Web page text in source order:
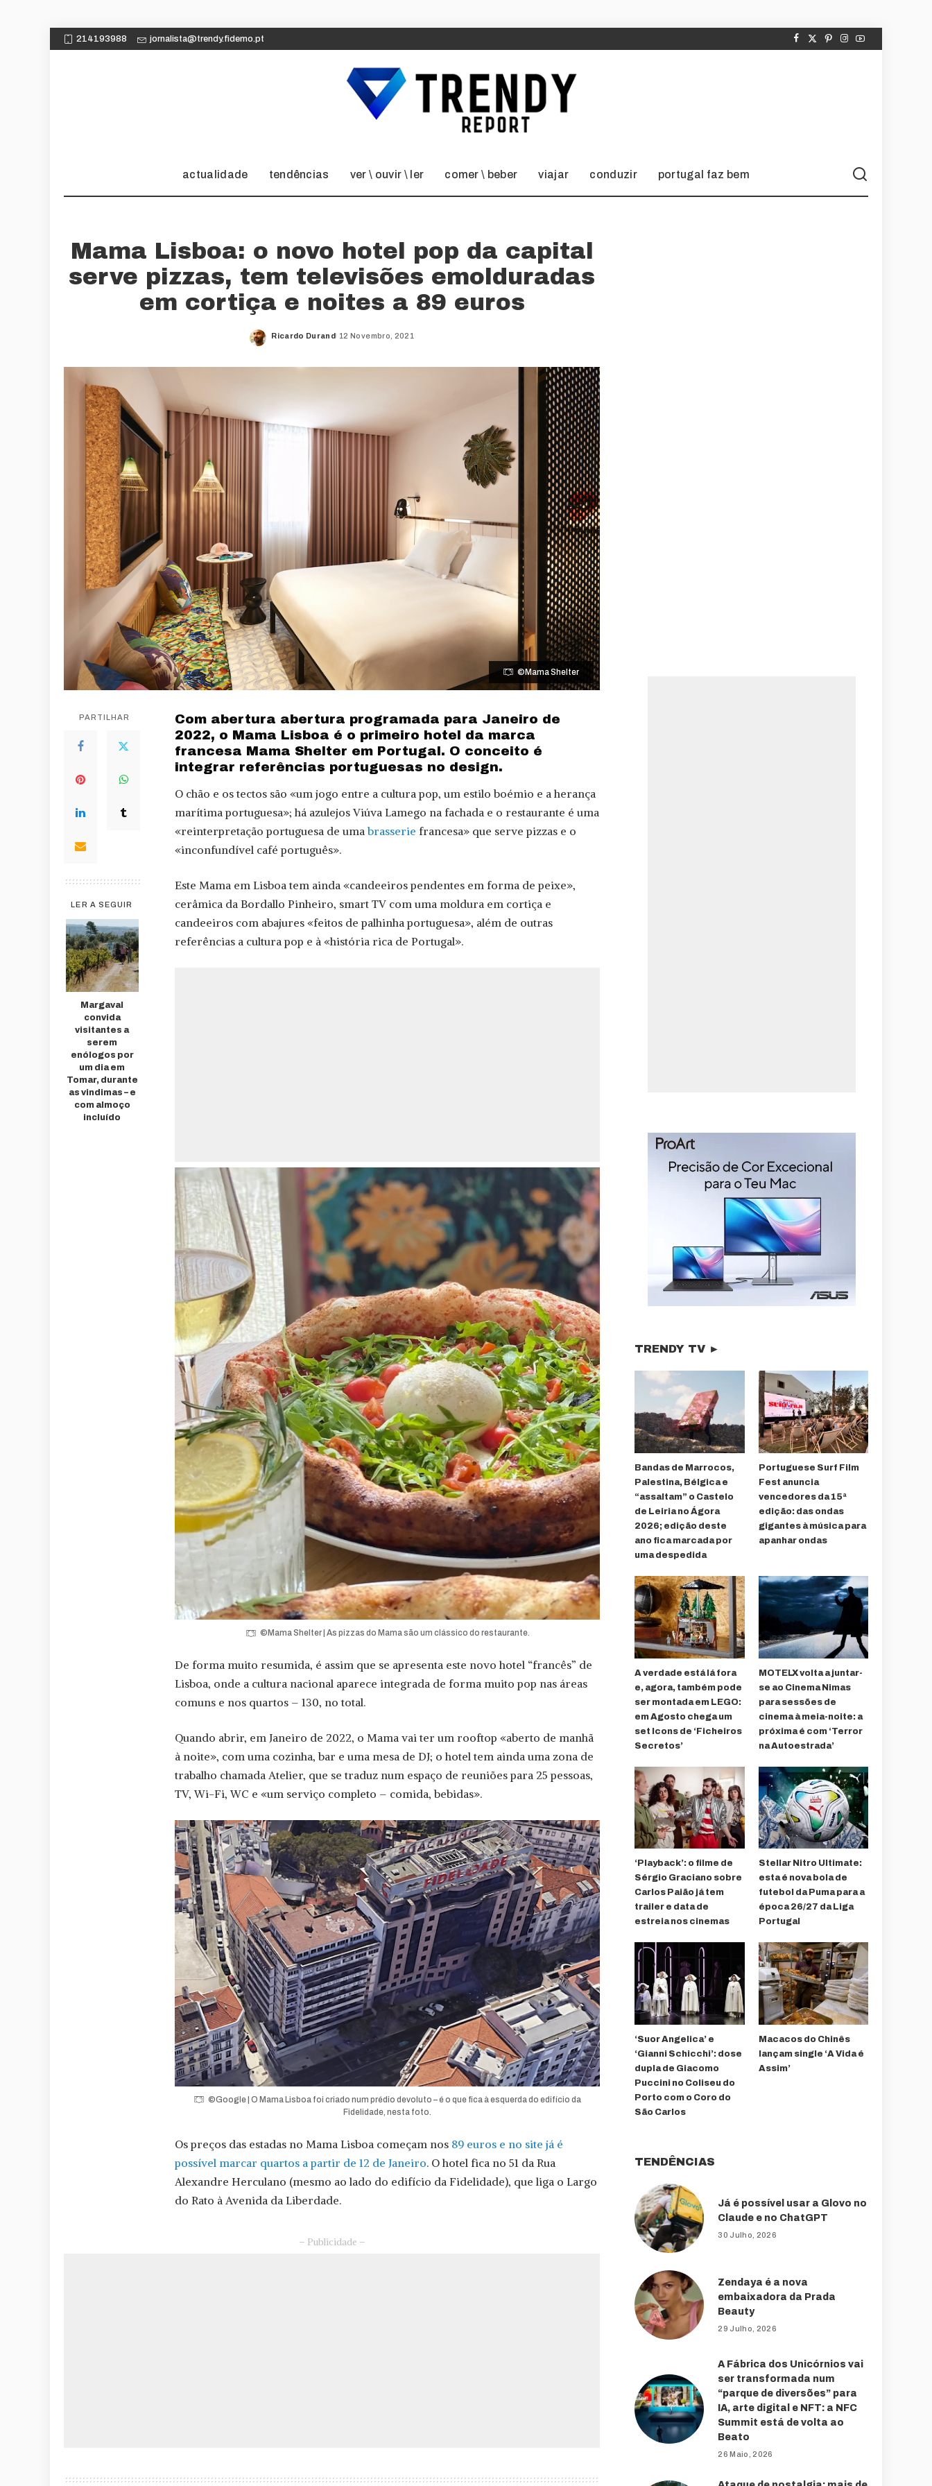
214193988 jornalista@trendy.fidemo.pt
actualidade tendências ver \ ouvir \ ler comer \ beber viajar conduzir portugal faz bem
Mama Lisboa: o novo hotel pop da capital
serve pizzas, tem televisões emolduradas
em cortiça e noites a 89 euros
Posted
Ricardo Durand 12 Novembro, 2021
©Mama Shelter
PARTILHAR
LER A SEGUIR
Margaval
convida
visitantes a
serem
enólogos por
um dia em
Tomar, durante
as vindimas – e
com almoço
incluído
Com abertura abertura programada para Janeiro de
2022, o Mama Lisboa é o primeiro hotel da marca
francesa Mama Shelter em Portugal. O conceito é
integrar referências portuguesas no design.
O chão e os tectos são «um jogo entre a cultura pop, um estilo boémio e a herança
marítima portuguesa»; há azulejos Viúva Lamego na fachada e o restaurante é uma
«reinterpretação portuguesa de umabrasserie francesa» que serve pizzas e o
«inconfundível café português».
Este Mama em Lisboa tem ainda «candeeiros pendentes em forma de peixe»,
cerâmica da Bordallo Pinheiro, smart TV com uma moldura em cortiça e
candeeiros com abajures «feitos de palhinha portuguesa», além de outras
referências a cultura pop e à «história rica de Portugal».
©Mama Shelter | As pizzas do Mama são um clássico do restaurante.
De forma muito resumida, é assim que se apresenta este novo hotel “francês” de
Lisboa, onde a cultura nacional aparece integrada de forma muito pop nas áreas
comuns e nos quartos – 130, no total.
Quando abrir, em Janeiro de 2022, o Mama vai ter um rooftop «aberto de manhã
à noite», com uma cozinha, bar e uma mesa de DJ; o hotel tem ainda uma zona de
trabalho chamada Atelier, que se traduz num espaço de reuniões para 25 pessoas,
TV, Wi-Fi, WC e «um serviço completo – comida, bebidas».
©Google | O Mama Lisboa foi criado num prédio devoluto – é o que fica à esquerda do edifício da
Fidelidade, nesta foto.
Os preços das estadas no Mama Lisboa começam nos 89 euros e no site já é
possível marcar quartos a partir de 12 de Janeiro. O hotel fica no 51 da Rua
Alexandre Herculano (mesmo ao lado do edifício da Fidelidade), que liga o Largo
do Rato à Avenida da Liberdade.
– Publicidade –
TRENDY TV ►
Bandas de Marrocos,
Palestina, Bélgica e
“assaltam” o Castelo
de Leiria no Ágora
2026; edição deste
ano fica marcada por
uma despedida
Portuguese Surf Film
Fest anuncia
vencedores da 15ª
edição: das ondas
gigantes à música para
apanhar ondas
A verdade está lá fora
e, agora, também pode
ser montada em LEGO:
em Agosto chega um
set Icons de ‘Ficheiros
Secretos’
MOTELX volta a juntar-
se ao Cinema Nimas
para sessões de
cinema à meia-noite: a
próxima é com ‘Terror
na Autoestrada’
‘Playback’: o filme de
Sérgio Graciano sobre
Carlos Paião já tem
trailer e data de
estreia nos cinemas
Stellar Nitro Ultimate:
esta é nova bola de
futebol da Puma para a
época 26/27 da Liga
Portugal
‘Suor Angelica’ e
‘Gianni Schicchi’: dose
dupla de Giacomo
Puccini no Coliseu do
Porto com o Coro do
São Carlos
Macacos do Chinês
lançam single ‘A Vida é
Assim’
TENDÊNCIAS
Já é possível usar a Glovo no
Claude e no ChatGPT
30 Julho, 2026
Zendaya é a nova
embaixadora da Prada
Beauty
29 Julho, 2026
A Fábrica dos Unicórnios vai
ser transformada num
“parque de diversões” para
IA, arte digital e NFT: a NFC
Summit está de volta ao
Beato
26 Maio, 2026